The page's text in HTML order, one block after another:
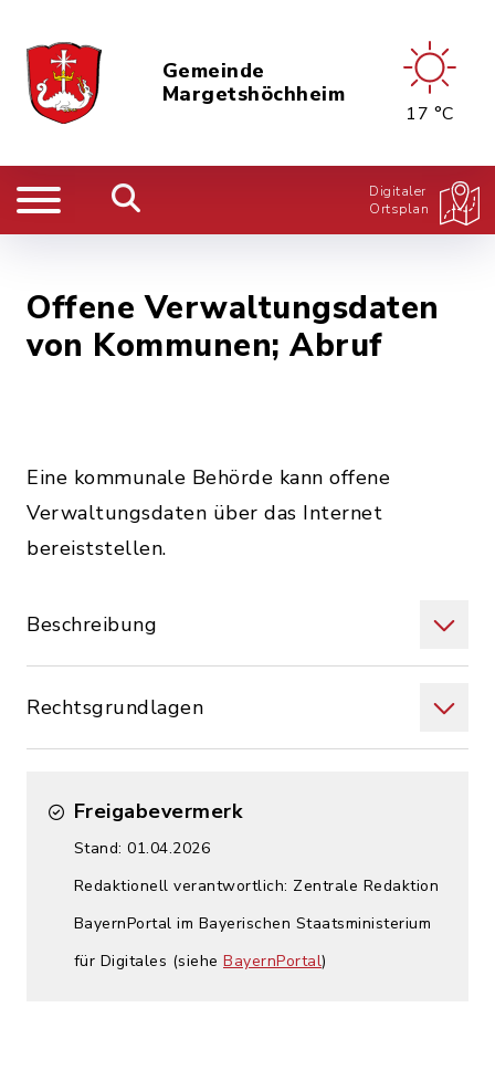
Gemeinde
Margetshöchheim
17 °C
Digitaler
Ortsplan
Offene Verwaltungsdaten
von Kommunen; Abruf
Eine kommunale Behörde kann offene
Verwaltungsdaten über das Internet
bereiststellen.
Beschreibung
Rechtsgrundlagen
Freigabevermerk
Stand: 01.04.2026
Redaktionell verantwortlich: Zentrale Redaktion
BayernPortal im Bayerischen Staatsministerium
für Digitales (siehe BayernPortal)